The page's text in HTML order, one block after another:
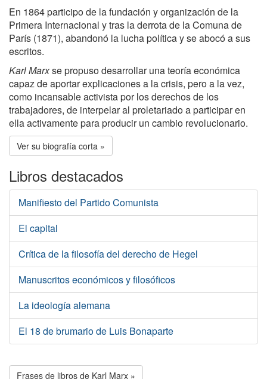
En 1864 participo de la fundación y organización de la
Primera Internacional y tras la derrota de la Comuna de
París (1871), abandonó la lucha política y se abocó a sus
escritos.
Karl Marxse propuso desarrollar una teoría económica
capaz de aportar explicaciones a la crisis, pero a la vez,
como incansable activista por los derechos de los
trabajadores, de interpelar al proletariado a participar en
ella activamente para producir un cambio revolucionario.
Ver su biografía corta »
Libros destacados
Manifiesto del Partido Comunista
El capital
Crítica de la filosofía del derecho de Hegel
Manuscritos económicos y filosóficos
La ideología alemana
El 18 de brumario de Luis Bonaparte
Frases de libros de Karl Marx »